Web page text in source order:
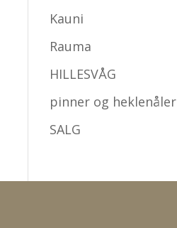
Kauni
Rauma
HILLESVÅG
pinner og heklenåler
SALG